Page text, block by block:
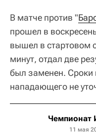
В матче против "
прошел в
вышел в стартовом
минут, отдал две
был заменен. Сроки
нападающего не
Чемпионат
11 мая